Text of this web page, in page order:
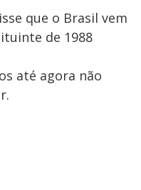
que o Brasil vem
de 1988
até agora não